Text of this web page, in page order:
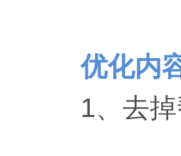
优化内
1、去